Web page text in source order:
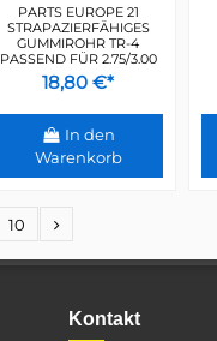
PARTS EUROPE 21
STRAPAZIERFÄHIGES
GUMMIROHR TR-4
PASSEND FÜR 2.75/3.00
18,80 €*
In den
Warenkorb
10
Kontakt